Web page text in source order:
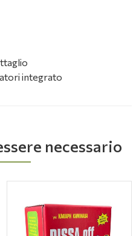
necessario
integrato